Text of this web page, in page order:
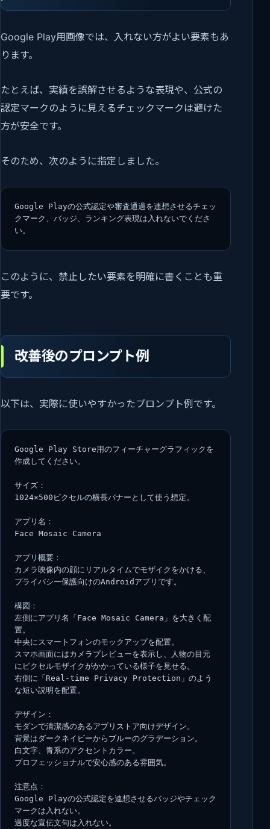
Google Play用画像では、入れない方がよい要素もあ
ります。
たとえば、実績を誤解させるような表現や、公式の
認定マークのように見えるチェックマークは避けた
方が安全です。
そのため、次のように指定しました。
Google Playの公式認定や審査通過を連想させるチェッ
クマーク、バッジ、ランキング表現は入れないでくださ
い。
このように、禁止したい要素を明確に書くことも重
要です。
改善後のプロンプト例
以下は、実際に使いやすかったプロンプト例です。
Google Play Store用のフィーチャーグラフィックを
作成してください。
サイズ：
1024×500ピクセルの横長バナーとして使う想定。
アプリ名：
Face Mosaic Camera
アプリ概要：
カメラ映像内の顔にリアルタイムでモザイクをかける、
プライバシー保護向けのAndroidアプリです。
構図：
左側にアプリ名「Face Mosaic Camera」を大きく配
置。
中央にスマートフォンのモックアップを配置。
スマホ画面にはカメラプレビューを表示し、人物の目元
にピクセルモザイクがかかっている様子を見せる。
右側に「Real-time Privacy Protection」のよう
な短い説明を配置。
デザイン：
モダンで清潔感のあるアプリストア向けデザイン。
背景はダークネイビーからブルーのグラデーション。
白文字、青系のアクセントカラー。
プロフェッショナルで安心感のある雰囲気。
注意点：
Google Playの公式認定を連想させるバッジやチェック
マークは入れない。
過度な宣伝文句は入れない。